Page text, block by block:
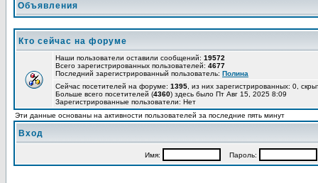
Объявления
Кто сейчас на форуме
Наши пользователи оставили сообщений: 19572
Всего зарегистрированных пользователей: 4677
Последний зарегистрированный пользователь: Полина
Сейчас посетителей на форуме: 1395 , из них зарегистрированных: 0,
Больше всего посетителей (4360) здесь было Пт Авг 15, 2025 8:09
Зарегистрированные пользователи: Нет
Эти данные основаны на активности пользователей за последние пять минут
Вход
Имя: Пароль: